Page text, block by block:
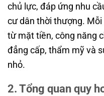
chủ lực, đáp ứng nhu
cư dân thời thượng.
từ mặt tiền, công năng
đẳng cấp, thẩm mỹ và
nhỏ.
2. Tổng quan quy